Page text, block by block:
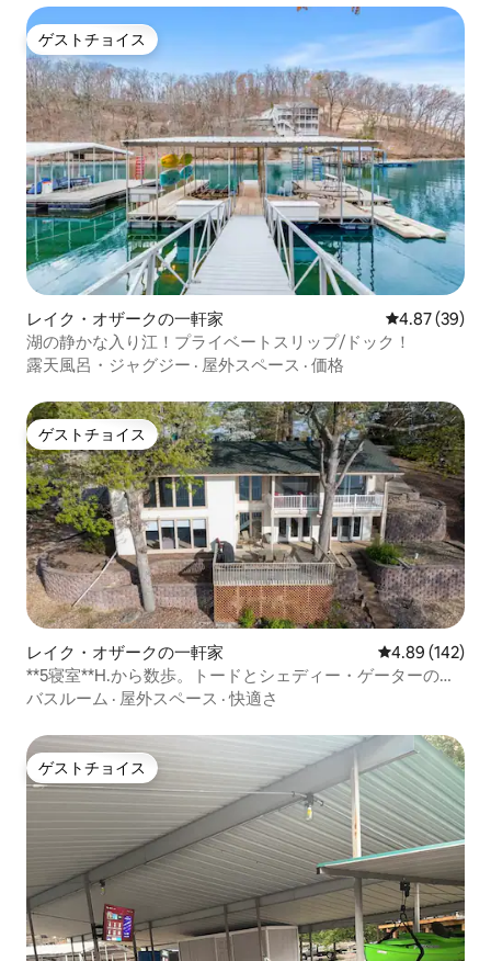
ゲストチョイス
ゲストチョイス
レイク・オザークの一軒家 レビュー39
4.87 (39)
湖の静かな入り江！プライベートスリップ/ドック！
露天風呂・ジャグジー · 屋外スペース · 価格
ゲストチョイス
ゲストチョイス
レイク・オザークの一軒家 レビュー142
4.89 (142)
**5寝室**H.から数歩。トードとシェディー・ゲーターの家
まであと数歩！
バスルーム · 屋外スペース ·快適さ
ゲストチョイス
ゲストチョイス